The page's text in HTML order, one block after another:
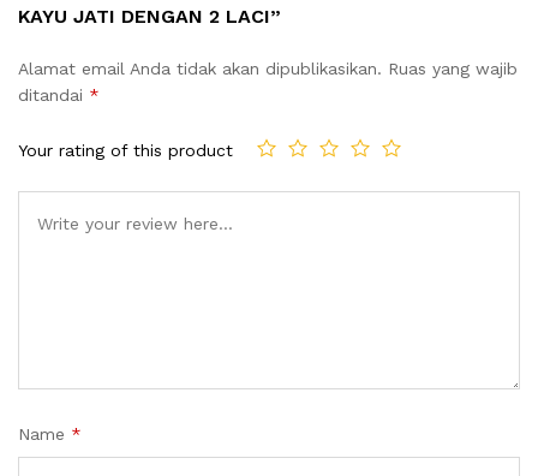
KAYU JATI DENGAN 2 LACI”
Alamat email Anda tidak akan dipublikasikan. Ruas yang wajib
ditandai *
Your rating of this product
Name *